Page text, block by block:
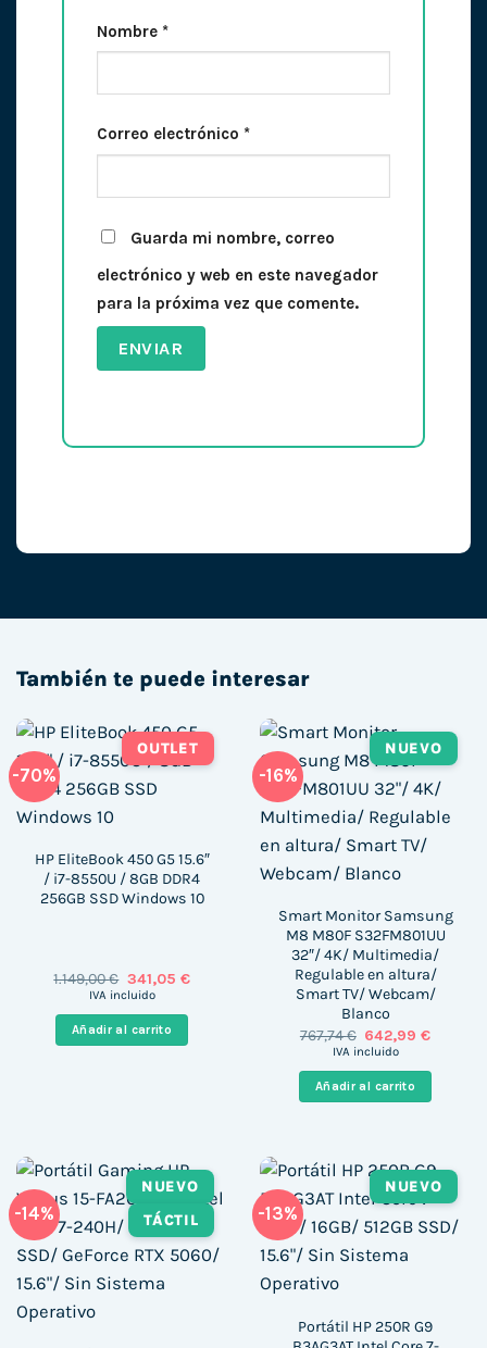
Nombre *
Correo electrónico *
Guarda mi nombre, correo
electrónico y web en este navegador
para la próxima vez que comente.
También te puede interesar
-70%
OUTLET
HP EliteBook 450 G5 15.6″
/ i7-8550U / 8GB DDR4
256GB SSD Windows 10
1.149,00€ El
precio
era:
1.149,00 €.
341,05 €El
IVA incluido
Añadir al carrito
-16%
NUEVO
Smart Monitor Samsung
M8 M80F S32FM801UU
32″/ 4K/ Multimedia/
Regulable en altura/
Smart TV/ Webcam/
Blanco
767,74€ El
precio
era:
767,74 €.
642,99€El
es:
642,99
IVA incluido
Añadir al carrito
-14%
NUEVO
TÁCTIL
-13%
NUEVO
Portátil HP 250R G9